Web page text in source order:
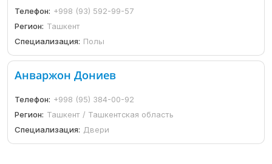
Телефон: +998 (93) 592-99-57
Регион: Ташкент
Специализация: Полы
Анваржон Дониев
Телефон: +998 (95) 384-00-92
Регион: Ташкент / Ташкентская область
Специализация: Двери